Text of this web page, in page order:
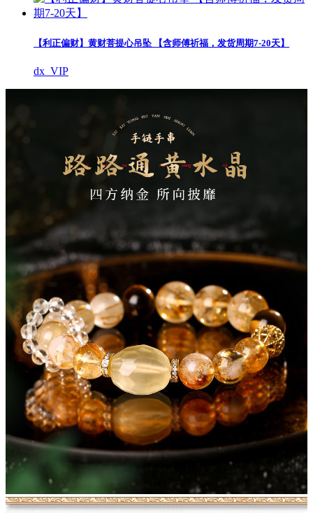
【利正偏财】黄财菩提心吊坠 【含师傅祈福，发货周期7-20天】
dx_VIP